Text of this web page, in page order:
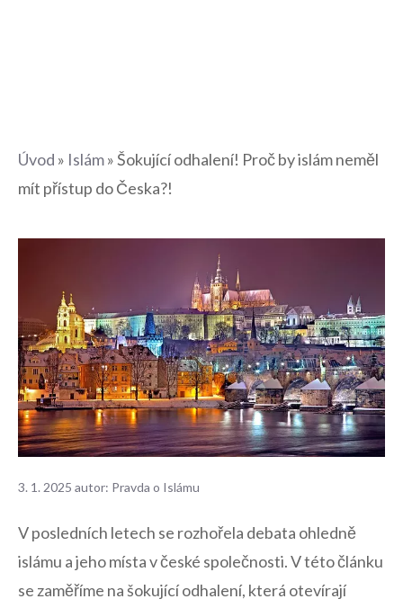
Úvod » Islám»Šokující odhalení! Proč by islám neměl
mít přístup do Česka?!
3. 1. 2025 autor: Pravda o Islámu
V posledních letech se ​rozhořela debata ohledně
islámu a jeho místa v české⁢ společnosti. V ⁣této článku
se zaměříme na šokující odhalení, která otevírají